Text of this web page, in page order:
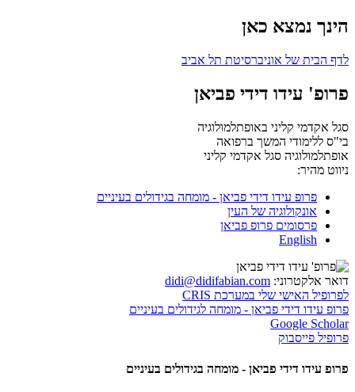
הינך נמצא כאן
לדף הבית של אוניברסיטת תל אביב
פרופ' עידו דידי פביאן
סגל אקדמי קליני באופתלמולוגיה
בי"ס ללימודי המשך ברפואה
אופתלמולוגיה סגל אקדמי קליני
ניווט מהיר:
פרופ עידו דידי פביאן - מומחה בגידולים בעיניים
אונקולוגיה של העין
פרסומים פרופ פביאן
English
דואר אלקטרוני: didi@didifabian.com
לפרופיל האישי שלי במערכת CRIS
פרופ עידו דידי פביאן - מומחה לגידולים בעיניים
Google Scholar
פרופיל פייסבוק
פרופ עידו דידי פביאן - מומחה בגידולים בעיניים